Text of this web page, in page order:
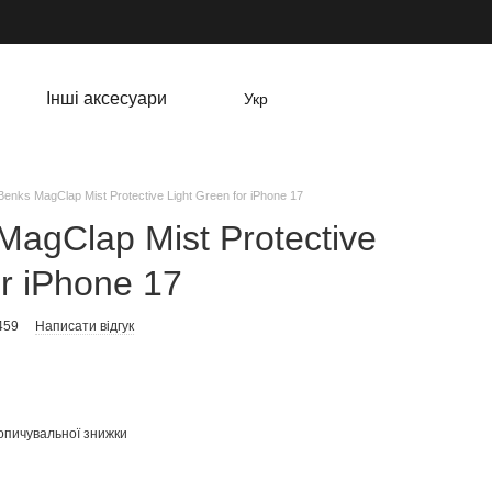
Інші аксесуари Укр
MagClap Mist Protective Light Green for iPhone 17
Mist Protective
iPhone 17
Написати відгук
знижки